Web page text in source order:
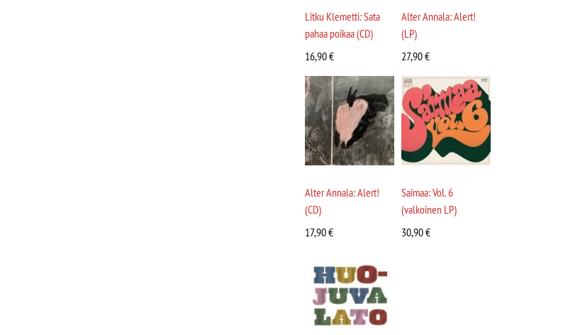
Litku Klemetti: Sata
pahaa poikaa (CD)
16,90€
Alter Annala: Alert!
(LP)
27,90€
Alter Annala: Alert!
(CD)
17,90€
Saimaa: Vol. 6
(valkoinen LP)
30,90€